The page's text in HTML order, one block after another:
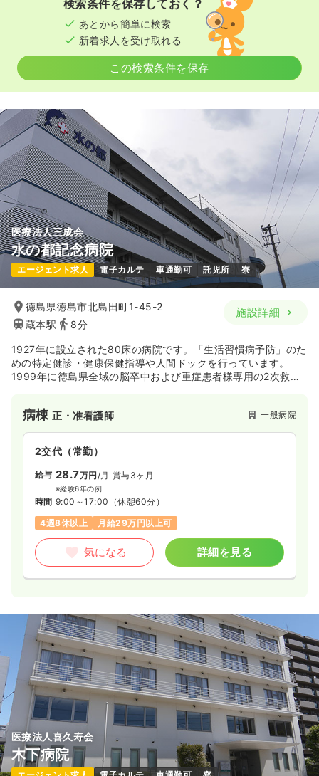
時給1,500円以上可
気になる 詳細を見る
介護・福祉系正・准看護師 一般＋療養
日勤のみ（常勤） 一時募集休止
給与 23.3〜32.0万円/月
※一例
時間 8:30～17:30
（休憩60分）
担当業務未経験可
ブランク可 月給32万円以上可
気になる 詳細を見る
日勤のみ（パート） 一時募集休止
給与 時給1,500円
時間 8:30～17:30
担当業務未経験可
ブランク可 時給1,500円以上可
気になる 詳細を見る
8:00～17:00
日祝休み
月給39万円以上可
気になる 詳細を見る
検索条件を保存しておく？
あとから簡単に検索
新着求人を受け取れる
この検索条件を保存
医療法人三成会
水の都記念病院
エージェント求人 電子カルテ 車通勤可 託児所 寮
徳島県徳島市北島田町1-45-2
蔵本駅
8分
施設詳細
1927年に設立された80床の病院です。「生活習慣病予防」のた
めの特定健診・健康保健指導や人間ドックを行っています。
1999年に徳島県全域の脳卒中および重症患者様専用の2次救急
消化器外科学会専門医制度指定修練施設の関連病院です。
病棟正・准看護師 一般病院
2交代（常勤）
給与 28.7万円/月 賞与3ヶ月
※経験6年の例
時間 9:00～17:00 （休憩60分）
4週8休以上
月給29万円以上可
気になる 詳細を見る
医療法人喜久寿会
木下病院